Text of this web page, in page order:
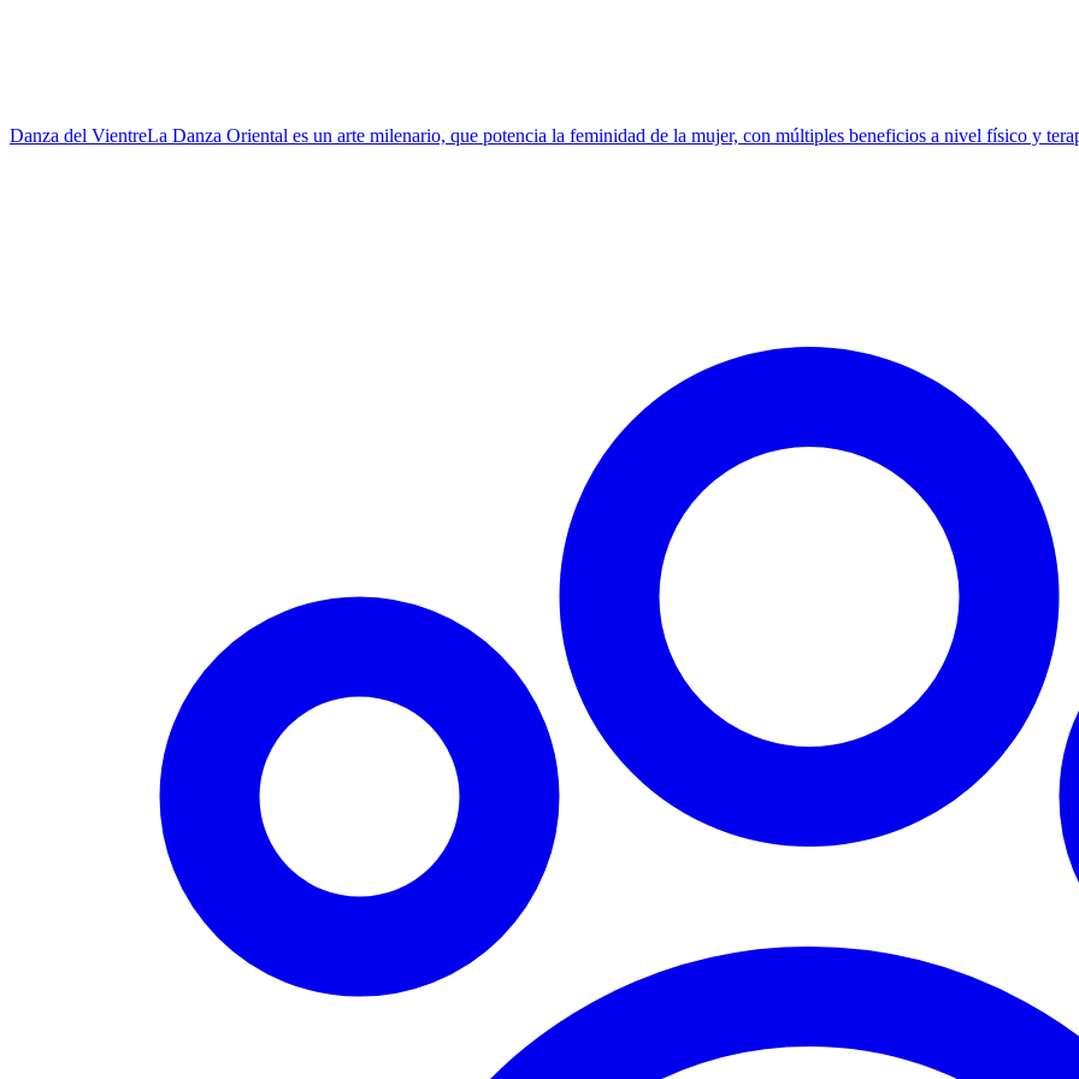
Danza del VientreLa Danza Oriental es un arte milenario, que potencia la feminidad de la mujer, con múltiples beneficios a nivel físico y